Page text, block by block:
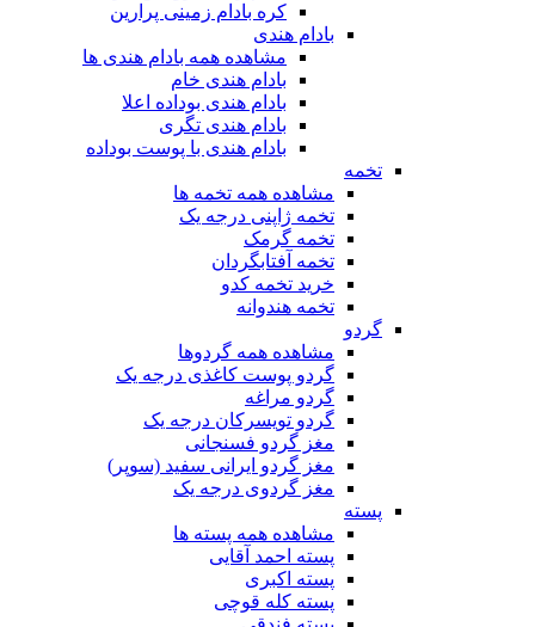
کره بادام زمینی پرارین
بادام هندی
مشاهده همه بادام هندی ها
بادام هندی خام
بادام هندی بوداده اعلا
بادام هندی تگری
بادام هندی با پوست بوداده
تخمه
مشاهده همه تخمه ها
تخمه ژاپنی درجه یک
تخمه گرمک
تخمه آفتابگردان
خرید تخمه کدو
تخمه هندوانه
گردو
مشاهده همه گردوها
گردو پوست کاغذی درجه یک
گردو مراغه
گردو تویسرکان درجه یک
مغز گردو فسنجانی
مغز گردو ایرانی سفید (سوپر)
مغز گردوی درجه یک
پسته
مشاهده همه پسته ها
پسته احمد آقایی
پسته اکبری
پسته کله قوچی